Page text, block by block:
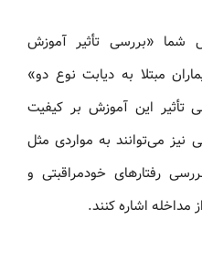
شما «بررسی تأثیر آموزش
مبتلا به دیابت نوع دو»
تأثیر این آموزش بر کیفیت
نیز می‌توانند به مواردی مثل
رفتارهای خودمراقبتی و
اشاره کنند.